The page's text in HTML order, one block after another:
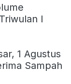
I
1 Agustus
Sampah